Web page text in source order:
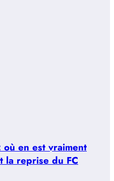
en est vraiment
la reprise du FC